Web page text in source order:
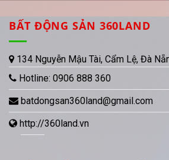
BẤT ĐỘNG SẢN 360LAND
134 Nguyễn Mậu Tài, Cẩm Lệ, Đà
Hotline: 0906 888 360
batdongsan360land@gmail.com
http://360land.vn